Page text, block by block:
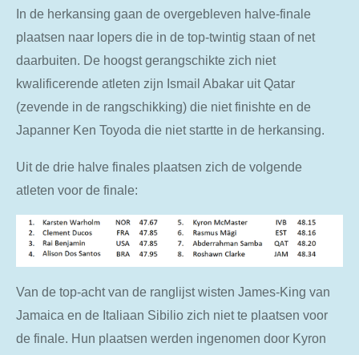
In de herkansing gaan de overgebleven halve-finale
plaatsen naar lopers die in de top-twintig staan of net
daarbuiten. De hoogst gerangschikte zich niet
kwalificerende atleten zijn Ismail Abakar uit Qatar
(zevende in de rangschikking) die niet finishte en de
Japanner Ken Toyoda die niet startte in de herkansing.
Uit de drie halve finales plaatsen zich de volgende
atleten voor de finale:
Van de top-acht van de ranglijst wisten James-King van
Jamaica en de Italiaan Sibilio zich niet te plaatsen voor
de finale. Hun plaatsen werden ingenomen door Kyron